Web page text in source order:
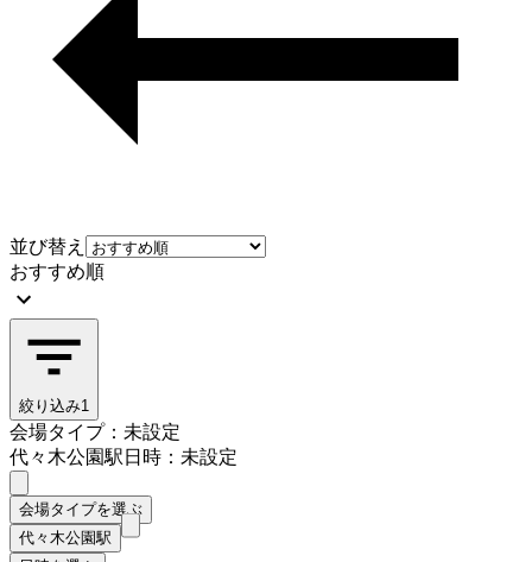
並び替え
おすすめ順
絞り込み1
会場タイプ：未設定
代々木公園駅日時：未設定
会場タイプを選ぶ
代々木公園駅